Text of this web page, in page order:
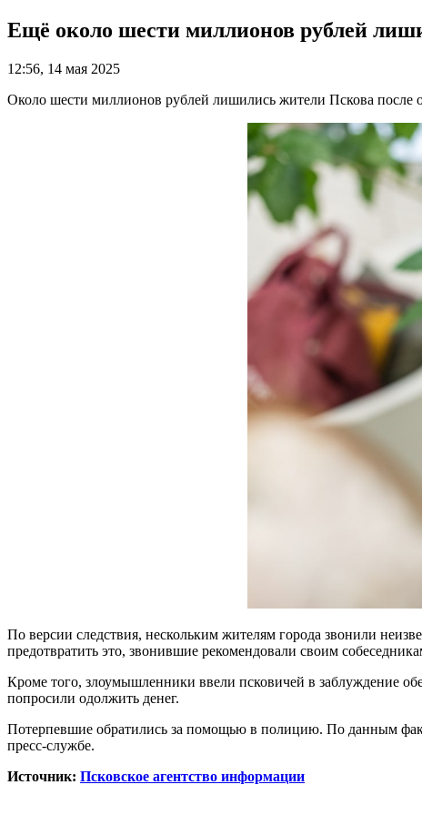
Ещё около шести миллионов рублей
12:56, 14 мая 2025
Около шести миллионов рублей лишились жители Пскова
По версии следствия, нескольким жителям города звонили
предотвратить это, звонившие рекомендовали своим
Кроме того, злоумышленники ввели псковичей в заблуждение
попросили одолжить денег.
Потерпевшие обратились за помощью в полицию. По данным
пресс-службе.
Источник: Псковское агентство информации